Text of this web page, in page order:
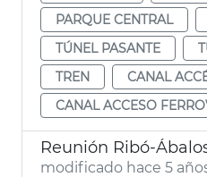
PARQUE CENTRAL
TÚNEL PASANTE
TREN
CANAL
CANAL ACCESO
Reunión Ribó-
modificado hace 5